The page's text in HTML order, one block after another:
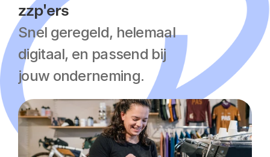
zzp'ers
Snel geregeld, helemaal
digitaal, en passend bij
jouw onderneming.